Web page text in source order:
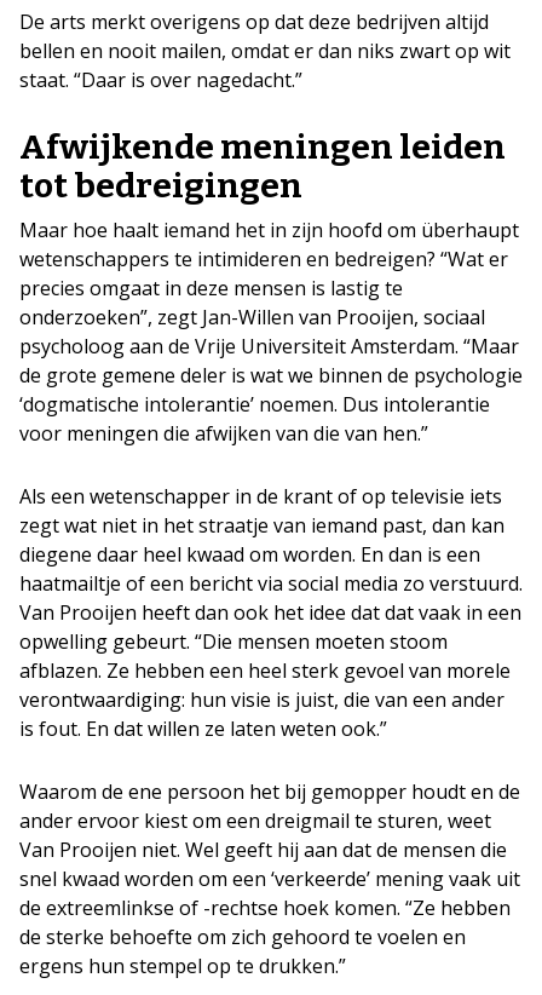
De arts merkt overigens op dat deze bedrijven altijd
bellen en nooit mailen, omdat er dan niks zwart op wit
staat. “Daar is over nagedacht.”
Afwijkende meningen leiden
tot bedreigingen
Maar hoe haalt iemand het in zijn hoofd om überhaupt
wetenschappers te intimideren en bedreigen? “Wat er
precies omgaat in deze mensen is lastig te
onderzoeken”, zegt Jan-Willen van Prooijen, sociaal
psycholoog aan de Vrije Universiteit Amsterdam. “Maar
de grote gemene deler is wat we binnen de psychologie
‘dogmatische intolerantie’ noemen. Dus intolerantie
voor meningen die afwijken van die van hen.”
Als een wetenschapper in de krant of op televisie iets
zegt wat niet in het straatje van iemand past, dan kan
diegene daar heel kwaad om worden. En dan is een
haatmailtje of een bericht via social media zo verstuurd.
Van Prooijen heeft dan ook het idee dat dat vaak in een
opwelling gebeurt. “Die mensen moeten stoom
afblazen. Ze hebben een heel sterk gevoel van morele
verontwaardiging: hun visie is juist, die van een ander
is fout. En dat willen ze laten weten ook.”
Waarom de ene persoon het bij gemopper houdt en de
ander ervoor kiest om een dreigmail te sturen, weet
Van Prooijen niet. Wel geeft hij aan dat de mensen die
snel kwaad worden om een ‘verkeerde’ mening vaak uit
de extreemlinkse of -rechtse hoek komen. “Ze hebben
de sterke behoefte om zich gehoord te voelen en
ergens hun stempel op te drukken.”